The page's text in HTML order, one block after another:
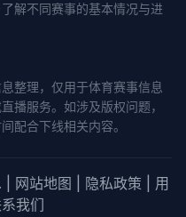
解不同赛事的基本情况与进
整理，仅用于体育赛事信息
播服务。如涉及版权问题，
配合下线相关内容。
网站地图 隐私政策
用
我们